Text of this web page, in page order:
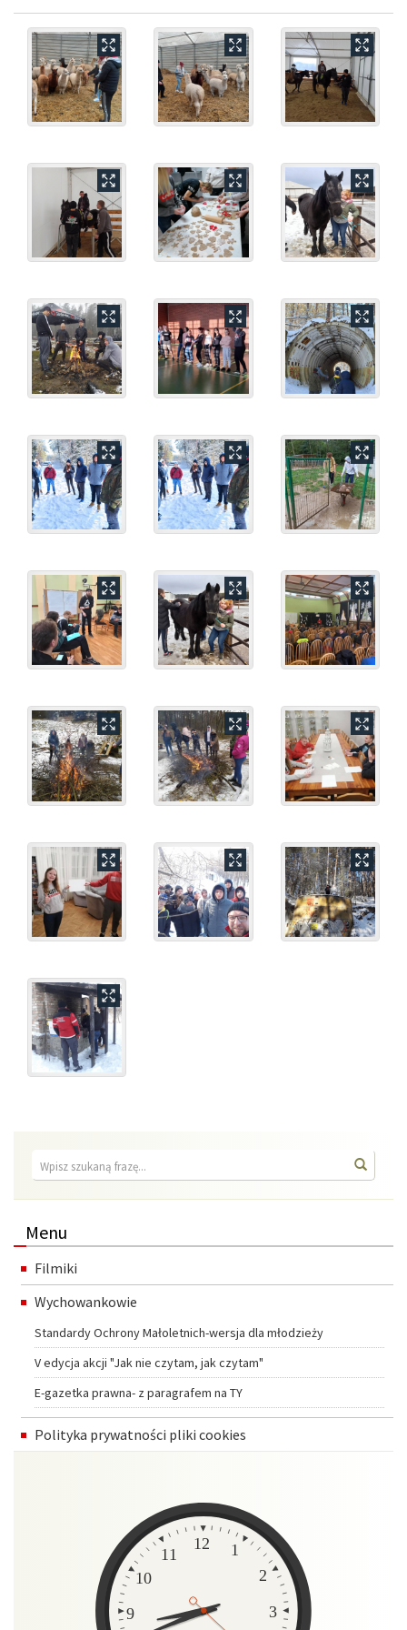
Wyszukiwarka
Menu
Filmiki
Wychowankowie
Standardy Ochrony Małoletnich-wersja dla młodzieży
V edycja akcji "Jak nie czytam, jak czytam"
E-gazetka prawna- z paragrafem na TY
Polityka prywatności pliki cookies
1
2
3
9
10
11
12